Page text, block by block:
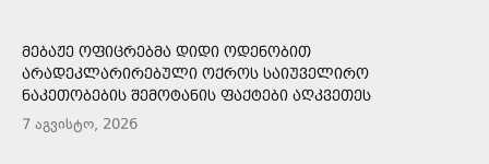
ᲛᲔᲑᲐᲟᲔ ᲝᲤᲘᲪᲠᲔᲑᲛᲐ ᲓᲘᲓᲘ ᲝᲓᲔᲜᲝᲑᲘᲗ
ᲐᲠᲐᲓᲔᲙᲚᲐᲠᲘᲠᲔᲑᲣᲚᲘ ᲝᲥᲠᲝᲡ ᲡᲐᲘᲣᲕᲔᲚᲘᲠᲝ
ᲜᲐᲙᲔᲗᲝᲑᲔᲑᲘᲡ ᲨᲔᲛᲝᲢᲐᲜᲘᲡ ᲤᲐᲥᲢᲔᲑᲘ ᲐᲦᲙᲕᲔᲗᲔᲡ
7 აგვისტო, 2026